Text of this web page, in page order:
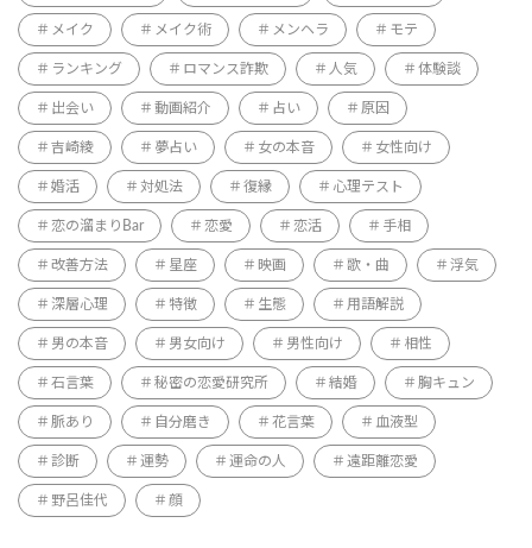
メイク メイク術 メンヘラ モテ
ランキング ロマンス詐欺 人気 体験談
出会い 動画紹介 占い 原因
吉崎綾 夢占い 女の本音 女性向け
婚活 対処法 復縁 心理テスト
恋の溜まりBar 恋愛 恋活 手相
改善方法 星座 映画 歌・曲 浮気
深層心理 特徴 生態 用語解説
男の本音 男女向け 男性向け 相性
石言葉 秘密の恋愛研究所 結婚 胸キュン
脈あり 自分磨き 花言葉 血液型
診断 運勢 運命の人 遠距離恋愛
野呂佳代 顔